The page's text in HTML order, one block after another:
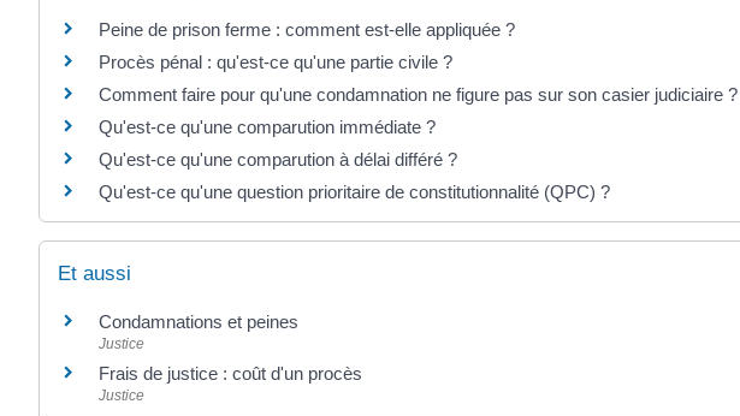
Peine de prison ferme : comment est-elle appliquée ?
Procès pénal : qu'est-ce qu'une partie civile ?
Comment faire pour qu'une condamnation ne figure pas sur son casier judiciaire ?
Qu'est-ce qu'une comparution immédiate ?
Qu'est-ce qu'une comparution à délai différé ?
Qu'est-ce qu'une question prioritaire de constitutionnalité (QPC) ?
Et aussi
Condamnations et peines
Justice
Frais de justice : coût d'un procès
Justice